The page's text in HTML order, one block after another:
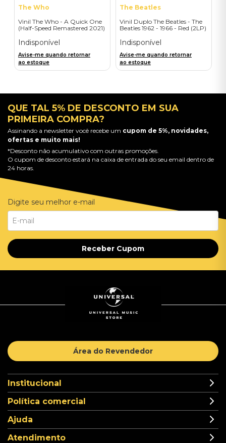
The Who
Vinil The Who - A Quick One
(Half-Speed Remastered 2021)
Indisponível
Avise-me quando retornar
ao estoque
The Beatles
Vinil Duplo The Beatles - The
Beatles 1962 - 1966 - Red (2LP)
Indisponível
Avise-me quando retornar
ao estoque
QUE TAL 5% DE DESCONTO EM SUA
PRIMEIRA COMPRA?
Assinando a newsletter você recebe um cupom de 5%, novidades,
ofertas e muito mais!
*Desconto não acumulativo com outras promoções.
O cupom de desconto estará na caixa de entrada do seu email dentro de
24 horas.
Digite seu melhor e-mail
Receber Cupom
Área do Revendedor
Institucional
Política comercial
Ajuda
Atendimento